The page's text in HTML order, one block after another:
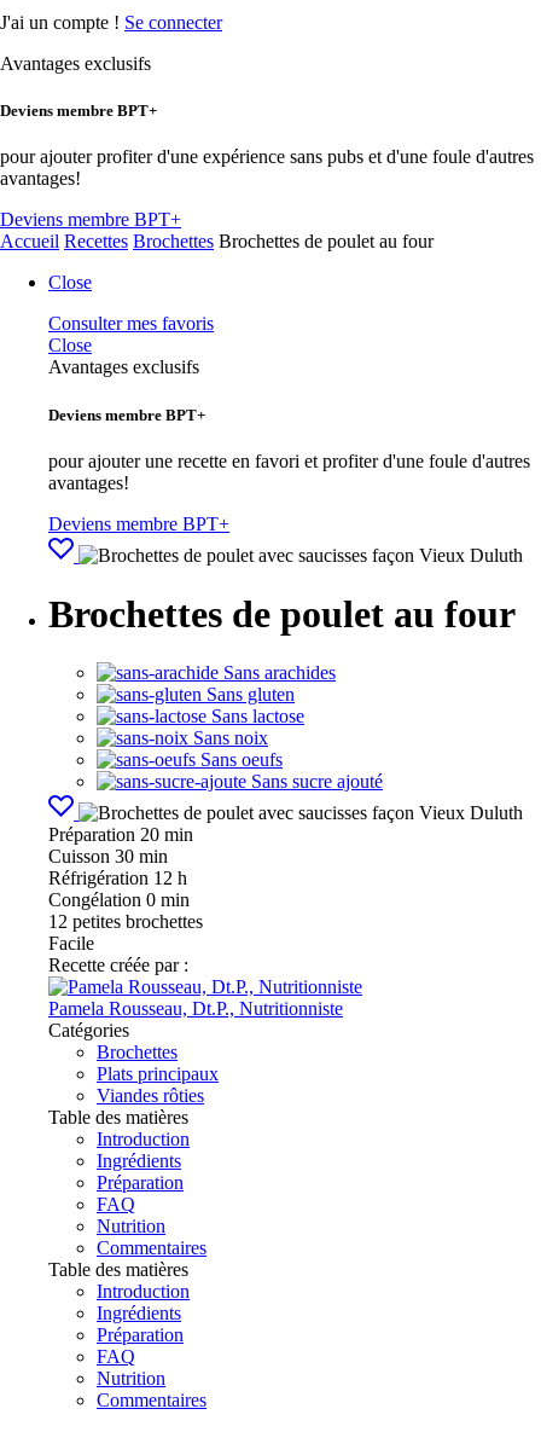
J'ai un compte ! Se connecter
Avantages exclusifs
Deviens membre BPT+
pour ajouter profiter d'une expérience sans pubs et d'une foule d'autres
avantages!
Deviens membre BPT+
Accueil Recettes Brochettes Brochettes de poulet au four
Close
Consulter mes favoris
Close
Avantages exclusifs
Deviens membre BPT+
pour ajouter une recette en favori et profiter d'une foule d'autres
avantages!
Deviens membre BPT+
Brochettes de poulet au four
Sans arachides
Sans gluten
Sans lactose
Sans noix
Sans oeufs
Sans sucre ajouté
Préparation 20 min
Cuisson 30 min
Réfrigération 12 h
Congélation 0 min
12 petites brochettes
Facile
Recette créée par :
Pamela Rousseau, Dt.P., Nutritionniste
Catégories
Brochettes
Plats principaux
Viandes rôties
Table des matières
Introduction
Ingrédients
Préparation
FAQ
Nutrition
Commentaires
Table des matières
Introduction
Ingrédients
Préparation
FAQ
Nutrition
Commentaires